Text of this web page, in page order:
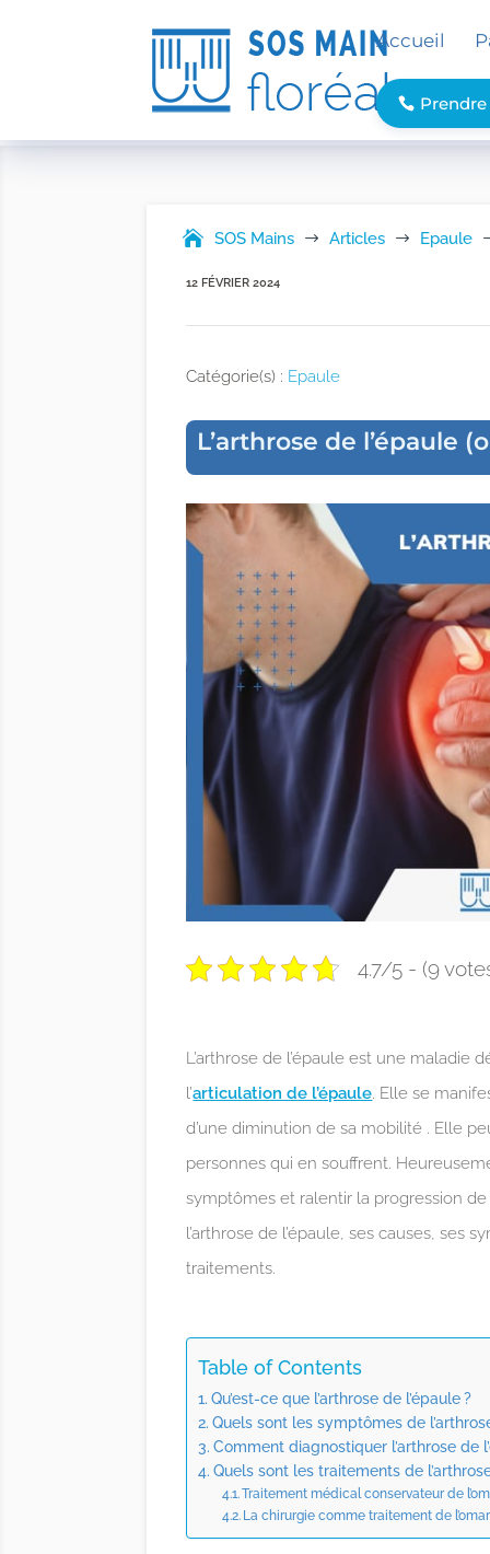
Accueil
Prendre
SOS Mains $ Articles $ Epaule
12 FÉVRIER 2024
Catégorie(s) : Epaule
L’arthrose de l’épaule
4.7/5 - (9
L’arthrose de l’épaule est une
l’articulation de l’épaule. Elle se
d’une diminution de sa mobilité . Elle
personnes qui en souffrent.
symptômes et ralentir la progression de
l’arthrose de l’épaule, ses causes, ses
traitements.
Table of Contents
Qu’est-ce que l’arthrose de l’épaule ?
Quels sont les symptômes de
Comment diagnostiquer l’arthrose de
Quels sont les traitements de
Traitement médical conservateur de
La chirurgie comme traitement de